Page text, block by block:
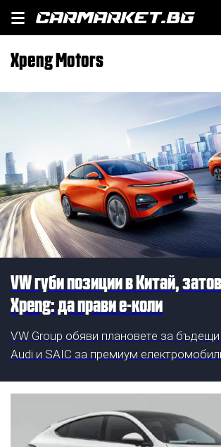
Xpeng Motors
VW губи позиции в Китай,
Xpeng: да прави е-коли
VW Group обяви плановете за
Audi и SAIC за премиум